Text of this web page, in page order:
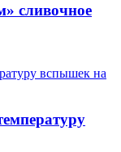
сливочное